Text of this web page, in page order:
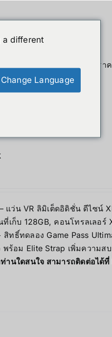
สินค้าลดรา
แว่น VR ลิมิเต็ดอิดิชั่น ดีไซน์
ก็บ 128GB, คอนโทรลเลอร์
ทธิ์ทดลอง Game Pass
พร้อม Elite Strap เพิ่มความ
านใดสนใจ สามารถติดต่อได้
a different
Change Language